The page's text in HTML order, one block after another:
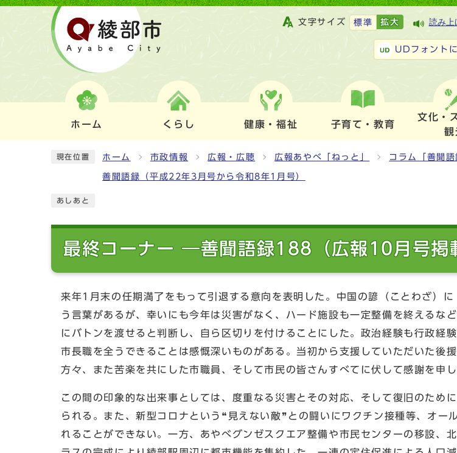
文字サイズ 標準 拡大 読み上
UDフォント
ホーム くらし 健康・福祉 子育て・教育
文化・
観
現在位置 ホーム 市政情報 広報・広聴 広報あやべ「ねっと」 コラム「善聞語
善聞語録（平成22年3月号から令和8年1月号）
あしあと
最終コーナー ―善聞語録188（広報10月号掲
来年1月末の任期満了をもって引退する意向を表明した。中国の諺（ことわざ）
う言葉があるが、幸いにも今年は災害がなく、ハード施設も一定整備を終えるな
にバトンを渡せると判断し、自ら区切りを付けることにした。政治経験も行政経
市長職を全うできることは感慨深いものがある。当初から支援していただいた後
方々、また苦楽を共にした市職員、そして市民の皆さんすべてに伏して感謝を申し
この間の印象的な出来事としては、度重なる災害とその対応、そして復旧のため
られる。また、新型コロナという❝見えない敵❞との闘いにワクチン接種等、オー
れることができない。一方、あやべグンゼスクエア整備や市民センターの移設、